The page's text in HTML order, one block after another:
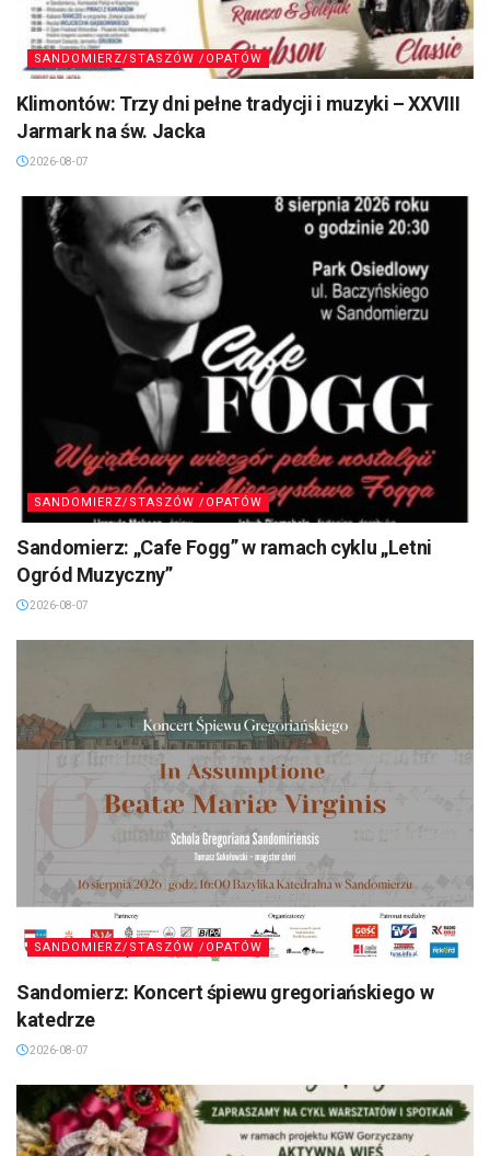
SANDOMIERZ/STASZÓW /OPATÓW
Klimontów: Trzy dni pełne tradycji i muzyki – XXVIII
Jarmark na św. Jacka
2026-08-07
SANDOMIERZ/STASZÓW /OPATÓW
Sandomierz: „Cafe Fogg” w ramach cyklu „Letni
Ogród Muzyczny”
2026-08-07
SANDOMIERZ/STASZÓW /OPATÓW
Sandomierz: Koncert śpiewu gregoriańskiego w
katedrze
2026-08-07